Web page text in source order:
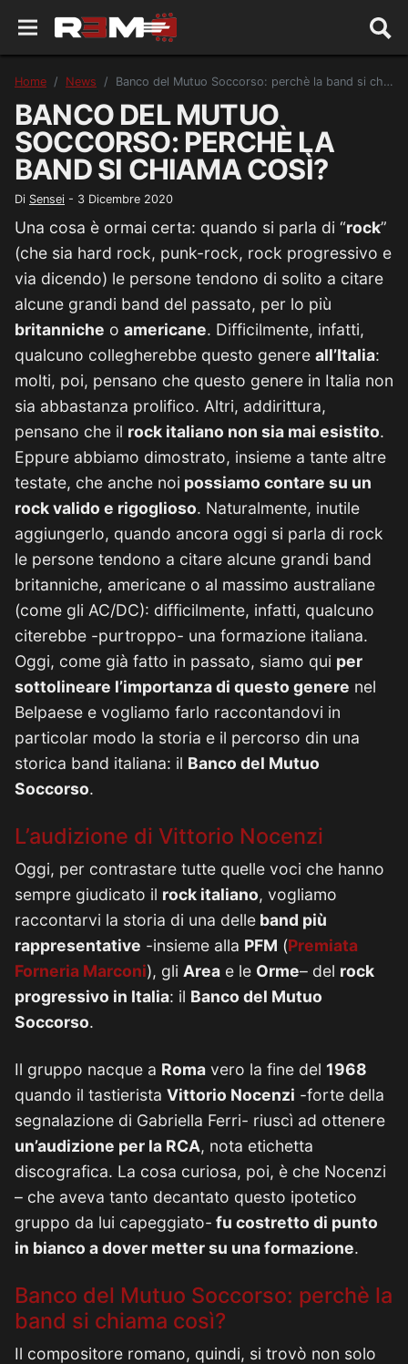
Home News Banco del Mutuo Soccorso: perchè la band si chiama così?
BANCO DEL MUTUO
SOCCORSO: PERCHÈ LA
BAND SI CHIAMA COSÌ?
Di Sensei - 3 Dicembre 2020
Una cosa è ormai certa: quando si parla di “rock”
(che sia hard rock, punk-rock, rock progressivo e
via dicendo) le persone tendono di solito a citare
alcune grandi band del passato, per lo più
britanniche o americane. Difficilmente, infatti,
qualcuno collegherebbe questo genere all’Italia:
molti, poi, pensano che questo genere in Italia non
sia abbastanza prolifico. Altri, addirittura,
pensano che il rock italiano non sia mai esistito.
Eppure abbiamo dimostrato, insieme a tante altre
testate, che anche noi possiamo contare su un
rock valido e rigoglioso. Naturalmente, inutile
aggiungerlo, quando ancora oggi si parla di rock
le persone tendono a citare alcune grandi band
britanniche, americane o al massimo australiane
(come gli AC/DC): difficilmente, infatti, qualcuno
citerebbe -purtroppo- una formazione italiana.
Oggi, come già fatto in passato, siamo qui per
sottolineare l’importanza di questo genere nel
Belpaese e vogliamo farlo raccontandovi in
particolar modo la storia e il percorso din una
storica band italiana: il Banco del Mutuo
Soccorso.
L’audizione di Vittorio Nocenzi
Oggi, per contrastare tutte quelle voci che hanno
sempre giudicato il rock italiano, vogliamo
raccontarvi la storia di una delle band più
rappresentative -insieme alla PFM (Premiata
Forneria Marconi), gli Area e le Orme– del rock
progressivo in Italia: il Banco del Mutuo
Soccorso.
Il gruppo nacque a Roma vero la fine del 1968
quando il tastierista Vittorio Nocenzi -forte della
segnalazione di Gabriella Ferri- riuscì ad ottenere
un’audizione per la RCA, nota etichetta
discografica. La cosa curiosa, poi, è che Nocenzi
– che aveva tanto decantato questo ipotetico
gruppo da lui capeggiato- fu costretto di punto
in bianco a dover metter su una formazione.
Banco del Mutuo Soccorso: perchè la
band si chiama così?
Il compositore romano, quindi, si trovò non solo